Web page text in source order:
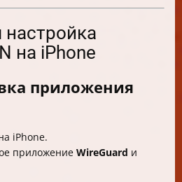
на iPhone
приложения
iPhone.
приложение WireGuard и